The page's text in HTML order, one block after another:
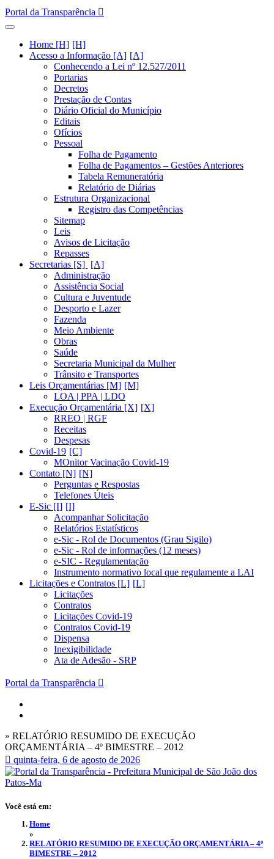
Portal da Transparência
Home [H]
Acesso a Informação [A]
Conhecendo a Lei nº 12.527/2011
Portarias
Decretos
Prestação de Contas
Diário Oficial do Município
Editais
Ofícios
Pessoal
Folha de Pagamento
Folha de Pagamentos – Gestões Anteriores
Tabela Remuneratória
Relatório de Diárias
Estrutura Organizacional
Registro das Competências
Sitemap
Leis
Avisos de Licitação
Repasses
Secretarias [S]
Administração
Assistência Social
Cultura e Juventude
Desporto e Lazer
Fazenda
Meio Ambiente
Obras
Saúde
Secretaria Municipal da Mulher
Trânsito e Transportes
Leis Orçamentárias [M]
LOA | PPA | LDO
Execução Orçamentária [X]
RREO | RGF
Receitas
Despesas
Covid-19
MOnitor Vacinação Covid-19
Contato [N]
Perguntas e Respostas
Telefones Úteis
E-Sic [I]
Acompanhar Solicitação
Relatórios Estatísticos
e-Sic - Rol de Documentos (Grau Sigilo)
e-Sic - Rol de informações (12 meses)
e-SIC - Regulamentação
Instrumento normativo local que regulamente a LAI
Licitações e Contratos [L]
Licitações
Contratos
Licitações Covid-19
Contratos Covid-19
Dispensa
Inexigibilidade
Ata de Adesão - SRP
Portal da Transparência
» RELATÓRIO RESUMIDO DE EXECUÇÃO
ORÇAMENTÁRIA – 4º BIMESTRE – 2012
quinta-feira, 6 de agosto de 2026
Você está em:
Home
»
RELATÓRIO RESUMIDO DE EXECUÇÃO ORÇAMENTÁRIA – 4º
BIMESTRE – 2012